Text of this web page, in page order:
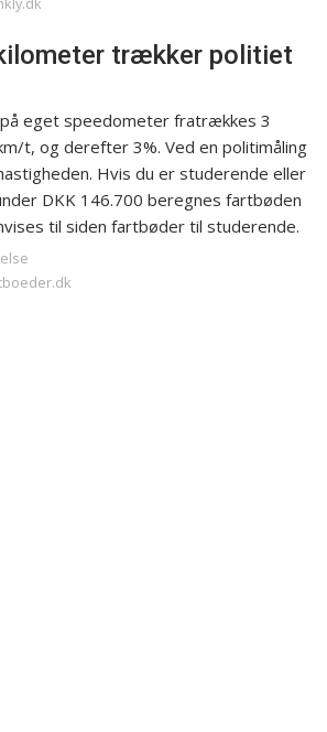
trækker politiet
eget speedometer fratrækkes 3
t, og derefter 3%. Ved en politimåling
Hvis du er studerende eller
DKK 146.700 beregnes fartbøden
til siden fartbøder til studerende.